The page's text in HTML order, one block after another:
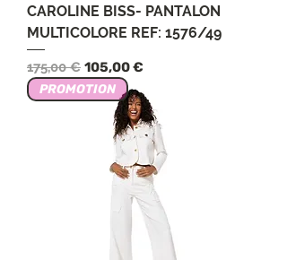
CAROLINE BISS- PANTALON
MULTICOLORE REF: 1576/49
Обычная цена
175,00 € Цена со скидкой
105,00 €
PROMOTION